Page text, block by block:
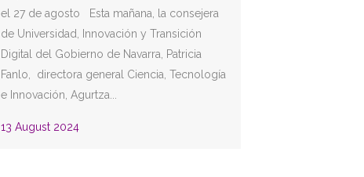
el 27 de agosto Esta mañana, la consejera
de Universidad, Innovación y Transición
Digital del Gobierno de Navarra, Patricia
Fanlo, directora general Ciencia, Tecnología
e Innovación, Agurtza...
13 August 2024